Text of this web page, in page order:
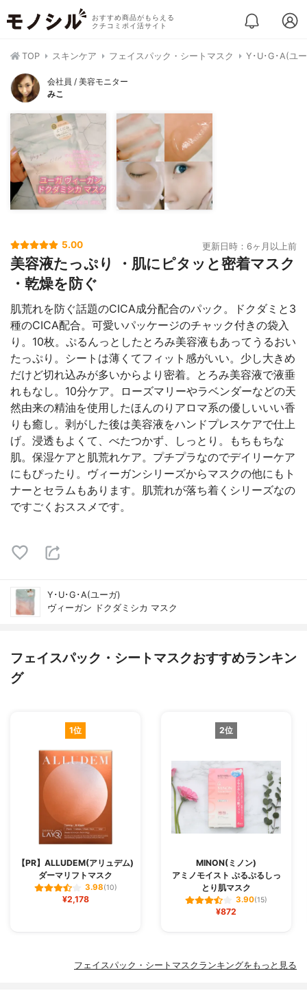
おすすめ商品がもらえる
クチコミポイ活サイト
TOP スキンケア フェイスパック・シートマスク Y･U･G･A(ユ
会社員 / 美容モニター
みこ
5.00 更新日時：6ヶ月以上前
美容液たっぷり ・肌にピタッと密着マスク
・乾燥を防ぐ
肌荒れを防ぐ話題のCICA成分配合のパック。ドクダミと3
種のCICA配合。可愛いパッケージのチャック付きの袋入
り。10枚。ぷるんっとしたとろみ美容液もあってうるおい
たっぷり。シートは薄くてフィット感がいい。少し大きめ
だけど切れ込みが多いからより密着。とろみ美容液で液垂
れもなし。10分ケア。ローズマリーやラベンダーなどの天
然由来の精油を使用したほんのりアロマ系の優しいいい香
りも癒し。剥がした後は美容液をハンドプレスケアで仕上
げ。浸透もよくて、べたつかず、しっとり。もちもちな
肌。保湿ケアと肌荒れケア。プチプラなのでデイリーケア
にもぴったり。ヴィーガンシリーズからマスクの他にもト
ナーとセラムもあります。肌荒れが落ち着くシリーズなの
ですごくおススメです。
Y･U･G･A(ユーガ)
ヴィーガン ドクダミシカ マスク
フェイスパック・シートマスクおすすめランキン
グ
1位
【PR】ALLUDEM(アリュデム)
ダーマリフトマスク
3.98(10)
¥2,178
2位
MINON(ミノン)
アミノモイスト ぷるぷるしっ
とり肌マスク
3.90(15)
¥872
フェイスパック・シートマスクランキングをもっと見る